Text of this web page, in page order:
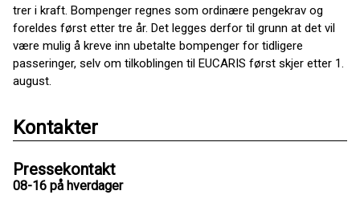
trer i kraft. Bompenger regnes som ordinære pengekrav og
foreldes først etter tre år. Det legges derfor til grunn at det vil
være mulig å kreve inn ubetalte bompenger for tidligere
passeringer, selv om tilkoblingen til EUCARIS først skjer etter 1.
august.
Kontakter
Pressekontakt
08-16 på hverdager